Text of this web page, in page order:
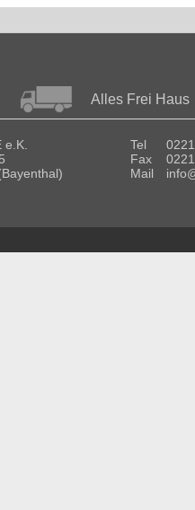
Alles Frei Haus
e.K.
Tel
Fax
Mail